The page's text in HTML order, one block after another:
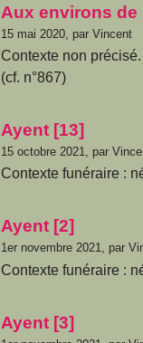
Aux environs de
15 mai 2020, par Vincent
Contexte non précisé.
(cf. n°867)
Ayent [13]
15 octobre 2021, par
Contexte funéraire :
Ayent [2]
1er novembre 2021, par
Contexte funéraire :
Ayent [3]